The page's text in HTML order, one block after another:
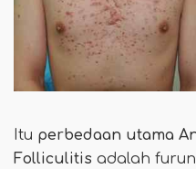
Itu perbedaan utama
Folliculitis adalah